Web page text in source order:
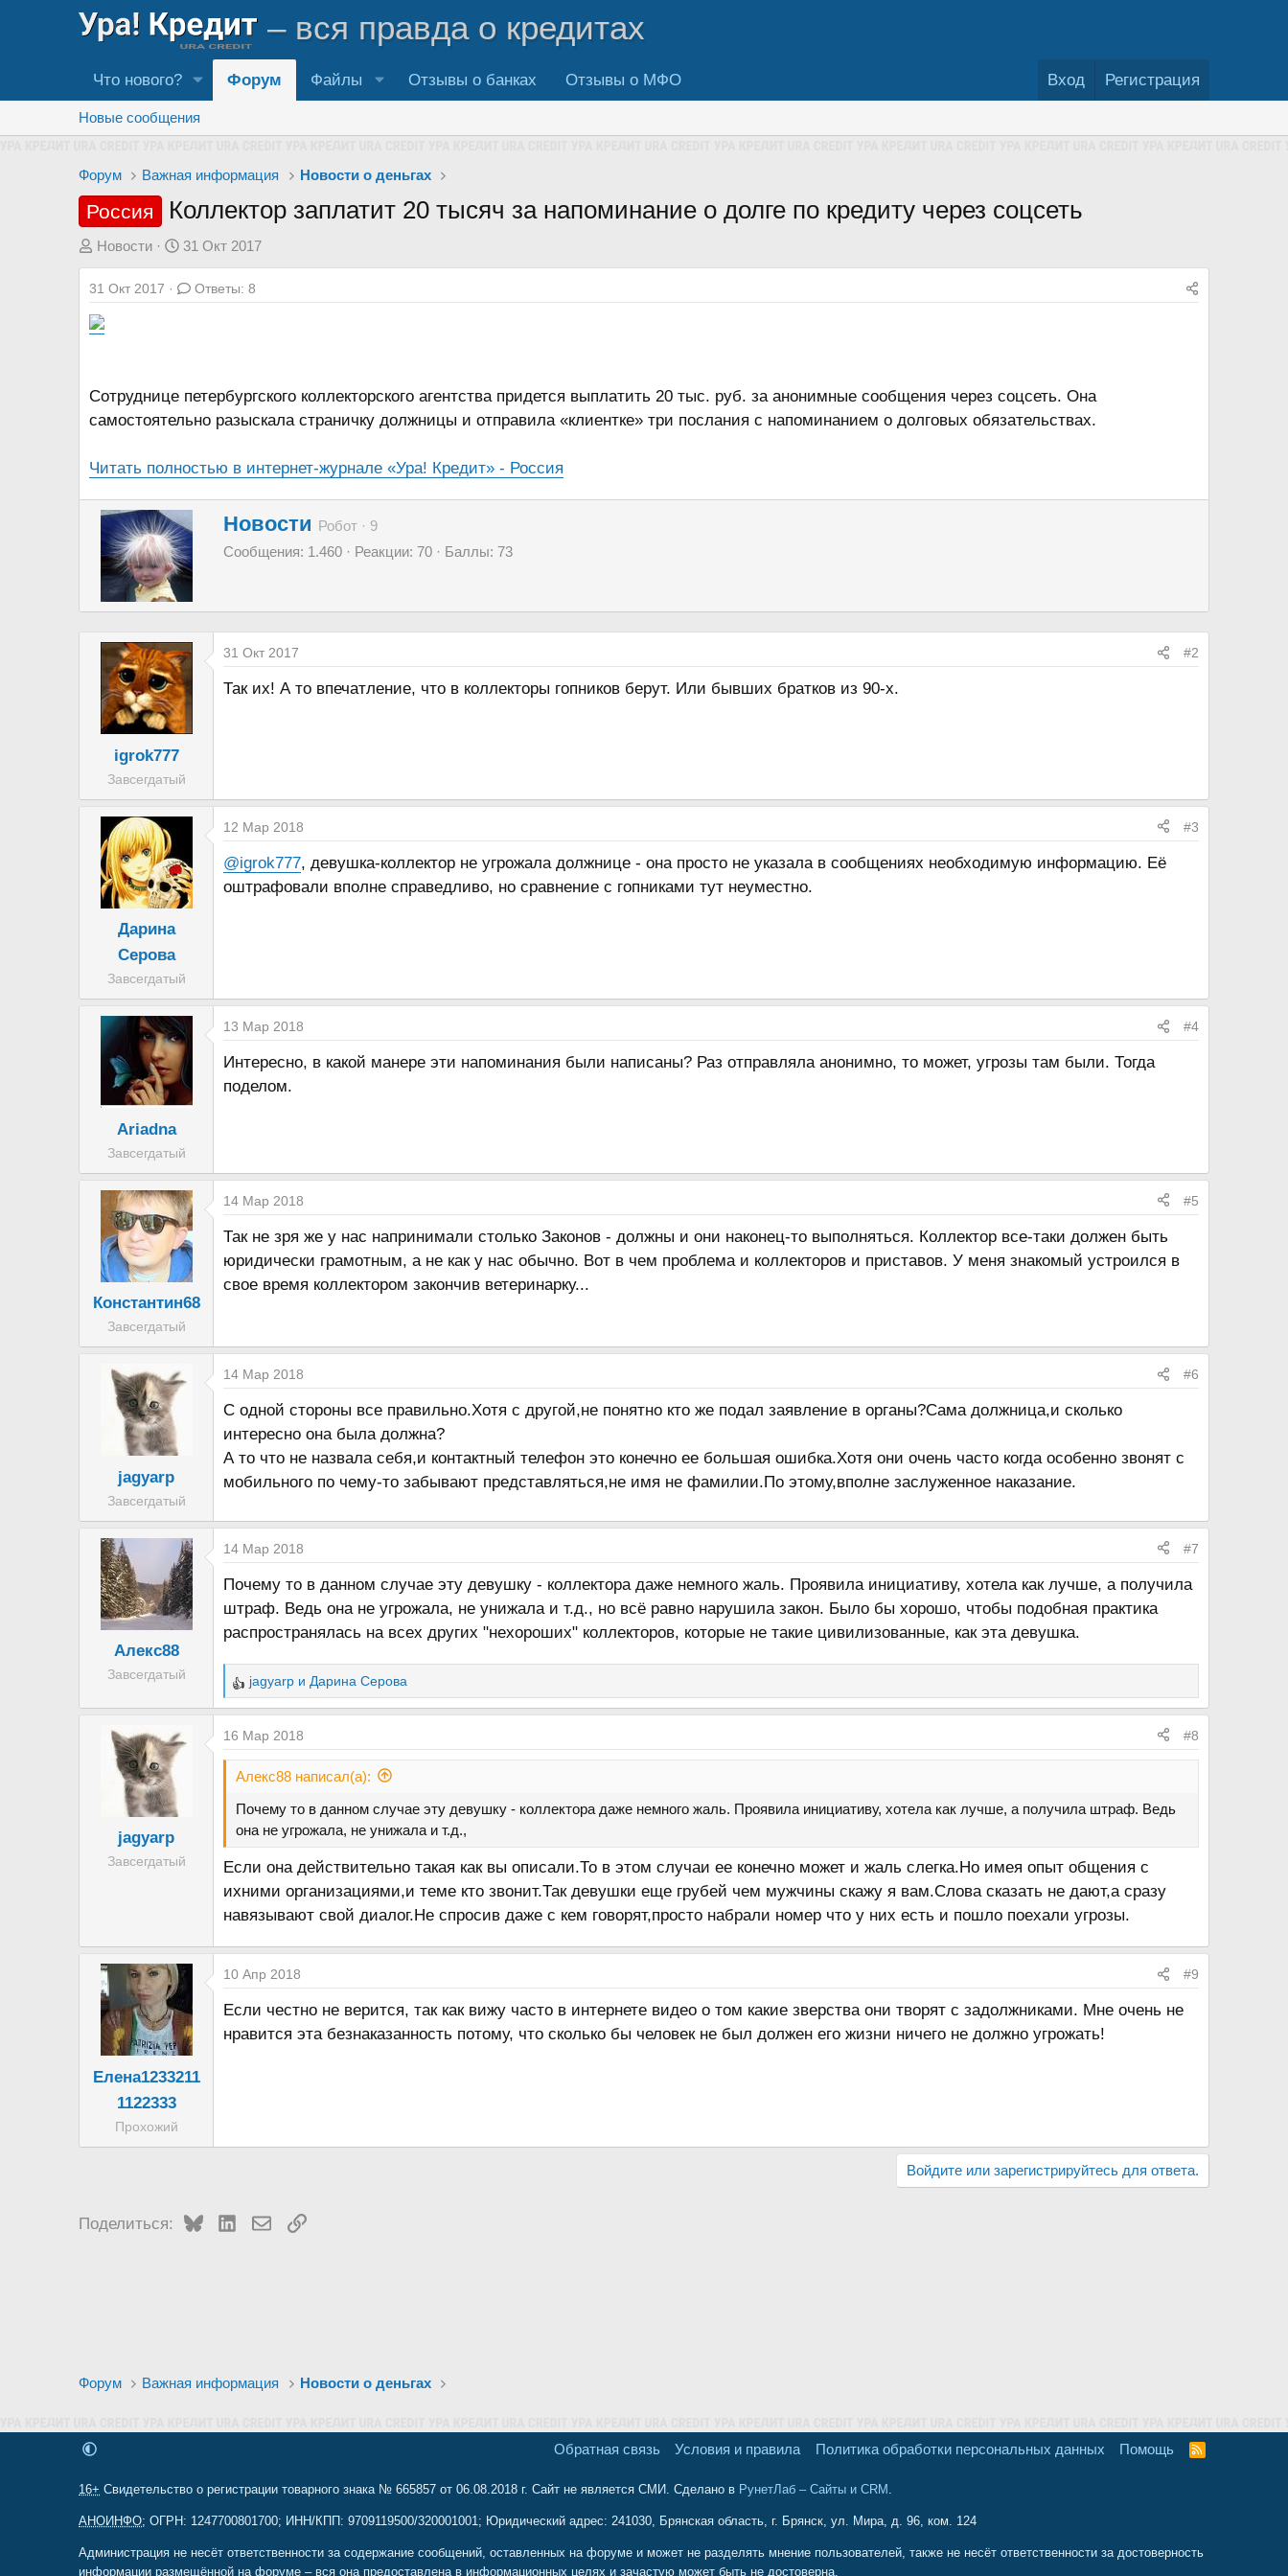
– вся правда о кредитах
Что нового? Форум Файлы Отзывы о банках Отзывы о МФО Вход Регистрация
Новые сообщения
Форум Важная информация Новости о деньгах
Россия Коллектор заплатит 20 тысяч за напоминание о долге по кредиту через соцсеть
А
в
т
о
р
м
ы
Новости
Д
а
т
а
л
31 Окт 2017
31 Окт 2017 Ответы: 8
Сотруднице петербургского коллекторского агентства придется выплатить 20 тыс. руб. за анонимные сообщения через соцсеть. Она
самостоятельно разыскала страничку должницы и отправила «клиентке» три послания с напоминанием о долговых обязательствах.
Читать полностью в интернет-журнале «Ура! Кредит» - Россия
А
р
Новости Робот · 9
Сообщения 1.460 Реакции 70 Баллы 73
igrok777
Завсегдатый
31 Окт 2017 #2
Так их! А то впечатление, что в коллекторы гопников берут. Или бывших братков из 90-х.
Дарина
Серова
Завсегдатый
12 Мар 2018 #3
@igrok777, девушка-коллектор не угрожала должнице - она просто не указала в сообщениях необходимую информацию. Её
оштрафовали вполне справедливо, но сравнение с гопниками тут неуместно.
Ariadna
Завсегдатый
13 Мар 2018 #4
Интересно, в какой манере эти напоминания были написаны? Раз отправляла анонимно, то может, угрозы там были. Тогда
поделом.
Константин68
Завсегдатый
14 Мар 2018 #5
Так не зря же у нас напринимали столько Законов - должны и они наконец-то выполняться. Коллектор все-таки должен быть
юридически грамотным, а не как у нас обычно. Вот в чем проблема и коллекторов и приставов. У меня знакомый устроился в
свое время коллектором закончив ветеринарку...
jagyarp
Завсегдатый
14 Мар 2018 #6
С одной стороны все правильно.Хотя с другой,не понятно кто же подал заявление в органы?Сама должница,и сколько
интересно она была должна?
А то что не назвала себя,и контактный телефон это конечно ее большая ошибка.Хотя они очень часто когда особенно звонят с
мобильного по чему-то забывают представляться,не имя не фамилии.По этому,вполне заслуженное наказание.
Алекс88
Завсегдатый
14 Мар 2018 #7
Почему то в данном случае эту девушку - коллектора даже немного жаль. Проявила инициативу, хотела как лучше, а получила
штраф. Ведь она не угрожала, не унижала и т.д., но всё равно нарушила закон. Было бы хорошо, чтобы подобная практика
распространялась на всех других "нехороших" коллекторов, которые не такие цивилизованные, как эта девушка.
Р
е
а
к
ц
и
jagyarp и Дарина Серова
jagyarp
Завсегдатый
16 Мар 2018 #8
Алекс88 написал(а):
Почему то в данном случае эту девушку - коллектора даже немного жаль. Проявила инициативу, хотела как лучше, а получила штраф. Ведь
она не угрожала, не унижала и т.д.,
Если она действительно такая как вы описали.То в этом случаи ее конечно может и жаль слегка.Но имея опыт общения с
ихними организациями,и теме кто звонит.Так девушки еще грубей чем мужчины скажу я вам.Слова сказать не дают,а сразу
навязывают свой диалог.Не спросив даже с кем говорят,просто набрали номер что у них есть и пошло поехали угрозы.
Елена1233211
1122333
Прохожий
10 Апр 2018 #9
Если честно не верится, так как вижу часто в интернете видео о том какие зверства они творят с задолжниками. Мне очень не
нравится эта безнаказанность потому, что сколько бы человек не был должен его жизни ничего не должно угрожать!
Войдите или зарегистрируйтесь для ответа.
Поделиться: BlueskyLinkedInЭлектронная почта
Ссылка
Форум Важная информация Новости о деньгах
Обратная связь Условия и правила Политика обработки персональных данных Помощь
16+ Свидетельство о регистрации товарного знака № 665857 от 06.08.2018 г. Сайт не является СМИ. Сделано в РунетЛаб – Сайты и CRM .
АНОИНФО; ОГРН: 1247700801700; ИНН/КПП: 9709119500/320001001; Юридический адрес: 241030, Брянская область, г. Брянск, ул. Мира, д. 96, ком. 124
Администрация не несёт ответственности за содержание сообщений, оставленных на форуме и может не разделять мнение пользователей, также не несёт ответственности за достоверность
информации размещённой на форуме – вся она предоставлена в информационных целях и зачастую может быть не достоверна.